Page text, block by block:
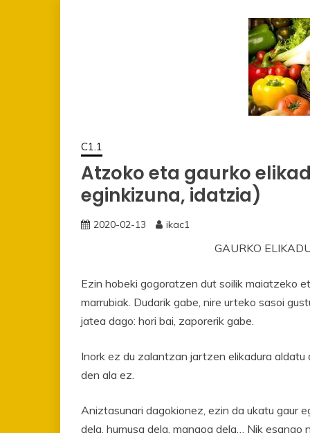
C1.1
Atzoko eta gaurko
eginkizuna, idatzia)
2020-02-13 ikac1
GAURKO
Ezin hobeki gogoratzen dut soilik maiatzeko
marrubiak. Dudarik gabe, nire urteko sasoi
jatea dago: hori bai, zaporerik gabe.
Inork ez du zalantzan jartzen elikadura
den ala ez.
Aniztasunari dagokionez, ezin da ukatu gaur
dela, humusa dela, mangoa dela… Nik esango